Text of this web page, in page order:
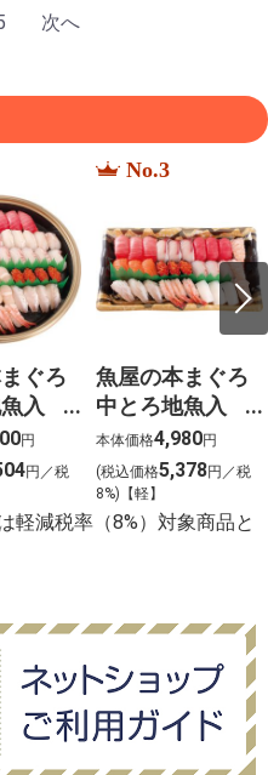
次へ
ぐろ
魚入
寿
）わ
g-1】
円
円／税
No.3
魚屋の本まぐろ
中とろ地魚入
上生寿司 瑞穂
（みずほ）わさ
び抜き【g-3】
本体価格4,980円
(税込価格5,378円／税
8%)【軽】
軽減税率（8%）対象商品と